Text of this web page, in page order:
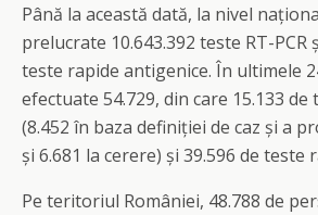
Până la această dată, la nivel
prelucrate 10.643.392 teste RT-PCR
teste rapide antigenice. În ultimele
efectuate 54.729, din care 15.133 de
(8.452 în baza definiției de caz și a
și 6.681 la cerere) și 39.596 de teste
Pe teritoriul României, 48.788 de